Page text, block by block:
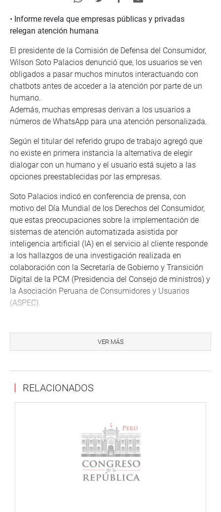
• Informe revela que empresas públicas y privadas
relegan atención humana
El presidente de la Comisión de Defensa del Consumidor,
Wilson Soto Palacios denunció que, los usuarios se ven
obligados a pasar muchos minutos interactuando con
chatbots antes de acceder a la atención por parte de un
humano.
Además, muchas empresas derivan a los usuarios a
números de WhatsApp para una atención personalizada.
Según el titular del referido grupo de trabajo agregó que
no existe en primera instancia la alternativa de elegir
dialogar con un humano y el usuario está sujeto a las
opciones preestablecidas por las empresas.
Soto Palacios indicó en conferencia de prensa, con
motivo del Día Mundial de los Derechos del Consumidor,
que estas preocupaciones sobre la implementación de
sistemas de atención automatizada asistida por
inteligencia artificial (IA) en el servicio al cliente responde
a los hallazgos de una investigación realizada en
colaboración con la Secretaría de Gobierno y Transición
Digital de la PCM (Presidencia del Consejo de ministros) y
la Asociación Peruana de Consumidores y Usuarios
(ASPEC).
consumidores tenían la opción de transferirse
directamente a un asistente humano en lugar de
2022, establece el derecho de los consumidores a contar
con una alternativa de atención personal cuando se
asistida por IA. Sin embargo, el congresista Soto señaló
que el cumplimiento de esta norma es parcial.
A su turno, Alain Dongo señaló que la encuesta sobre el
uso de la IA en las entidades públicas del Poder Ejecutivo
realizada en el presente año permitió encontrar datos
VER MÁS
RELACIONADOS